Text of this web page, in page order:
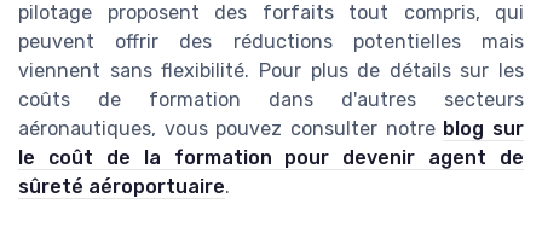
pilotage proposent des forfaits tout compris, qui
peuvent offrir des réductions potentielles mais
viennent sans flexibilité. Pour plus de détails sur les
coûts de formation dans d'autres secteurs
aéronautiques, vous pouvez consulter notre blog sur
le coût de la formation pour devenir agent de
sûreté aéroportuaire.